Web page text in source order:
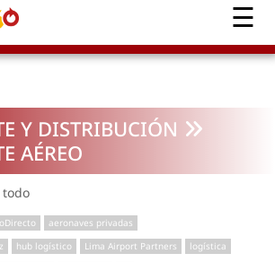
Y DISTRIBUCIÓN
AÉREO
todo
aeronaves privadas
hub logístico Lima Airport Partners
logística